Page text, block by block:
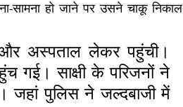
सामना हो जाने पर उसने चाकू निकाल
अस्पताल लेकर पहुंची।
गई। साक्षी के परिजनों ने
जहां पुलिस ने जल्दबाजी में